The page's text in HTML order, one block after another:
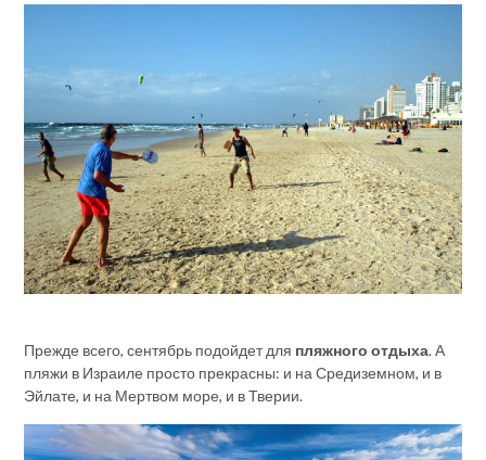
Прежде всего, сентябрь подойдет для пляжного отдыха. А
пляжи в Израиле просто прекрасны: и на Средиземном, и в
Эйлате, и на Мертвом море, и в Тверии.